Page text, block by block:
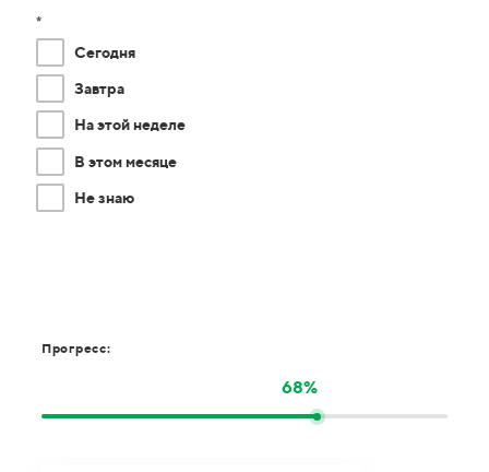
*
Сегодня
Завтра
На этой неделе
В этом месяце
Не знаю
Прогресс:
68%